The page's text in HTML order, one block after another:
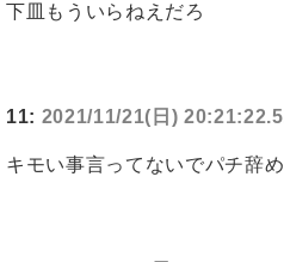
下皿もういらねえだろ
11: 2021/11/21(日)
キモい事言ってないでパチ辞